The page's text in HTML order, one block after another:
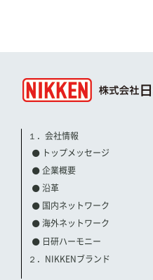
１．会社情報
トップメッセージ
企業概要
沿革
国内ネットワーク
海外ネットワーク
日研ハーモニー
２．NIKKENブランド